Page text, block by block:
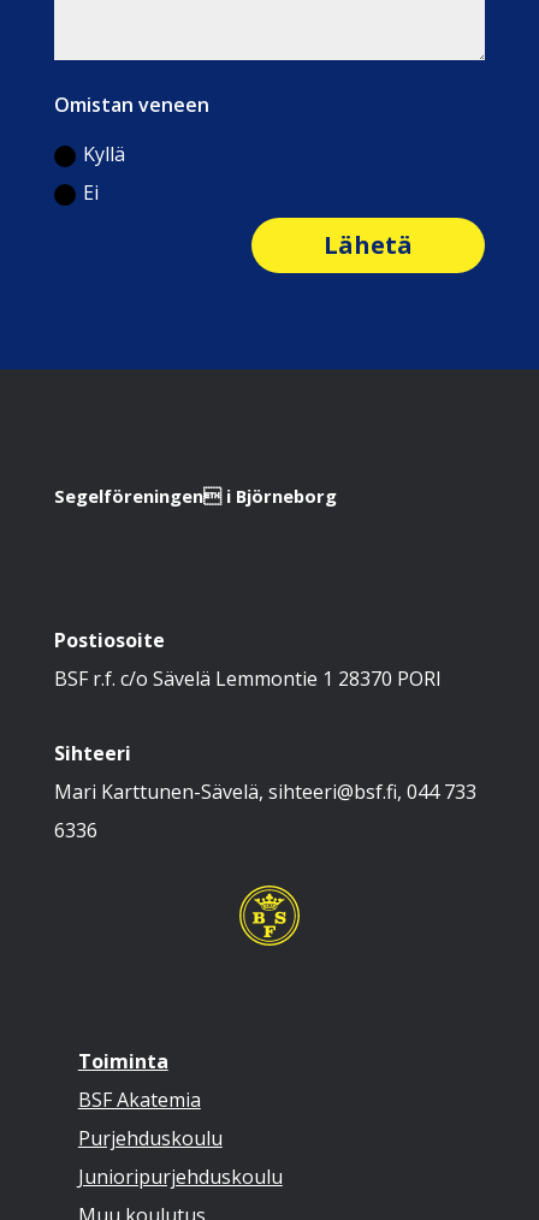
Omistan veneen
Kyllä
Ei
Lähetä
Segelföreningen i Björneborg
Postiosoite
BSF r.f. c/o Sävelä Lemmontie 1 28370 PORI
Sihteeri
Mari Karttunen-Sävelä, sihteeri@bsf.fi, 044 733
6336
Toiminta
BSF Akatemia
Purjehduskoulu
Junioripurjehduskoulu